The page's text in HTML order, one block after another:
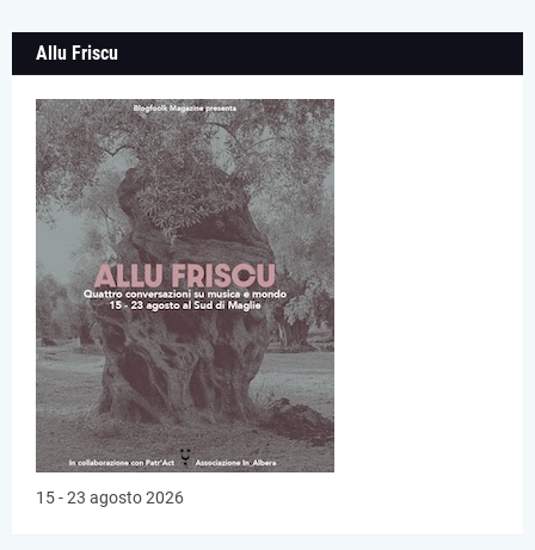
Allu Friscu
15 - 23 agosto 2026